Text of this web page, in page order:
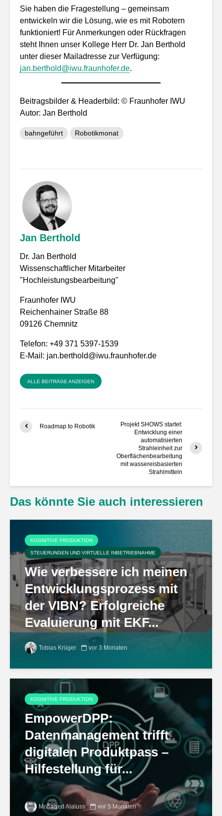
Sie haben die Fragestellung – gemeinsam
entwickeln wir die Lösung, wie es mit Robotern
funktioniert! Für Anmerkungen oder Rückfragen
steht Ihnen unser Kollege Herr Dr. Jan Berthold
unter dieser Mailadresse zur Verfügung:
jan.berthold@iwu.fraunhofer.de.
Beitragsbilder & Headerbild: © Fraunhofer IWU
Autor: Jan Berthold
bahngeführt Robotikmonat
Jan Berthold
Dr. Jan Berthold
Wissenschaftlicher Mitarbeiter
"Hochleistungsbearbeitung"
Fraunhofer IWU
Reichenhainer Straße 88
09126 Chemnitz
Telefon: +49 371 5397-1539
E-Mail: jan.berthold@iwu.fraunhofer.de
ALLE BEITRÄGE ANZEIGEN
Roadmap to Robotik
Projekt SHOWS startet:
Entwicklung einer
automatisierten
Strahleinheit zur
Oberflächenbearbeitung
mit wassereisbasierten
Strahlmitteln
Das könnte Sie auch interessieren
KOGNITIVE PRODUKTION
STEUERUNGEN UND VIRTUELLE INBETRIEBNAHME
Wie verbessere ich meinen
Entwicklungsprozess mit
der VIBN? Erfolgreiche
Evaluierung mit EKF...
Tobias Krüger vor 3 Monaten
KOGNITIVE PRODUKTION
EmpowerDPP:
Datenmanagement trifft
digitalen Produktpass –
Hilfestellung für...
Mohaned Alaluss vor 5 Monaten